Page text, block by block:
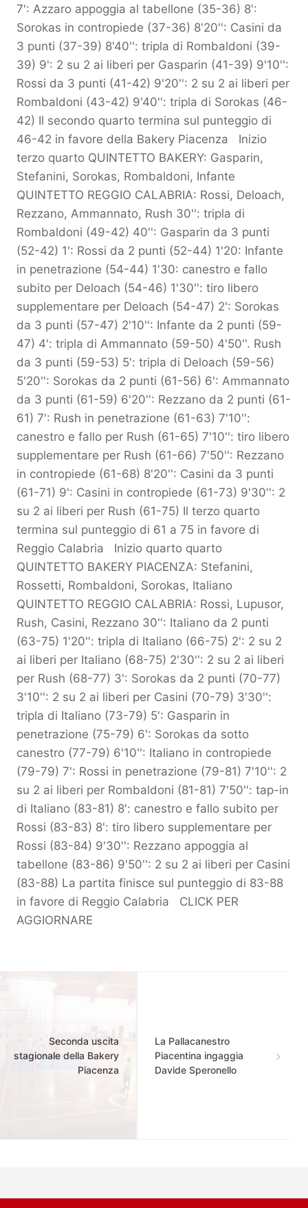
7': Azzaro appoggia al tabellone (35-36) 8':
Sorokas in contropiede (37-36) 8'20'': Casini da
3 punti (37-39) 8'40'': tripla di Rombaldoni (39-
39) 9': 2 su 2 ai liberi per Gasparin (41-39) 9'10'':
Rossi da 3 punti (41-42) 9'20'': 2 su 2 ai liberi per
Rombaldoni (43-42) 9'40'': tripla di Sorokas (46-
42) Il secondo quarto termina sul punteggio di
46-42 in favore della Bakery Piacenza Inizio
terzo quarto QUINTETTO BAKERY: Gasparin,
Stefanini, Sorokas, Rombaldoni, Infante
QUINTETTO REGGIO CALABRIA: Rossi, Deloach,
Rezzano, Ammannato, Rush 30'': tripla di
Rombaldoni (49-42) 40'': Gasparin da 3 punti
(52-42) 1': Rossi da 2 punti (52-44) 1'20: Infante
in penetrazione (54-44) 1'30: canestro e fallo
subito per Deloach (54-46) 1'30'': tiro libero
supplementare per Deloach (54-47) 2': Sorokas
da 3 punti (57-47) 2'10'': Infante da 2 punti (59-
47) 4': tripla di Ammannato (59-50) 4'50''. Rush
da 3 punti (59-53) 5': tripla di Deloach (59-56)
5'20'': Sorokas da 2 punti (61-56) 6': Ammannato
da 3 punti (61-59) 6'20'': Rezzano da 2 punti (61-
61) 7': Rush in penetrazione (61-63) 7'10'':
canestro e fallo per Rush (61-65) 7'10'': tiro libero
supplementare per Rush (61-66) 7'50'': Rezzano
in contropiede (61-68) 8'20'': Casini da 3 punti
(61-71) 9': Casini in contropiede (61-73) 9'30'': 2
su 2 ai liberi per Rush (61-75) Il terzo quarto
termina sul punteggio di 61 a 75 in favore di
Reggio Calabria Inizio quarto quarto
QUINTETTO BAKERY PIACENZA: Stefanini,
Rossetti, Rombaldoni, Sorokas, Italiano
QUINTETTO REGGIO CALABRIA: Rossi, Lupusor,
Rush, Casini, Rezzano 30'': Italiano da 2 punti
(63-75) 1'20'': tripla di Italiano (66-75) 2': 2 su 2
ai liberi per Italiano (68-75) 2'30'': 2 su 2 ai liberi
per Rush (68-77) 3': Sorokas da 2 punti (70-77)
3'10'': 2 su 2 ai liberi per Casini (70-79) 3'30'':
tripla di Italiano (73-79) 5': Gasparin in
penetrazione (75-79) 6': Sorokas da sotto
canestro (77-79) 6'10'': Italiano in contropiede
(79-79) 7': Rossi in penetrazione (79-81) 7'10'': 2
su 2 ai liberi per Rombaldoni (81-81) 7'50'': tap-in
di Italiano (83-81) 8': canestro e fallo subito per
Rossi (83-83) 8': tiro libero supplementare per
Rossi (83-84) 9'30'': Rezzano appoggia al
tabellone (83-86) 9'50'': 2 su 2 ai liberi per Casini
(83-88) La partita finisce sul punteggio di 83-88
in favore di Reggio Calabria CLICK PER
AGGIORNARE
Seconda uscita
stagionale della Bakery
Piacenza
La Pallacanestro
Piacentina ingaggia
Davide Speronello